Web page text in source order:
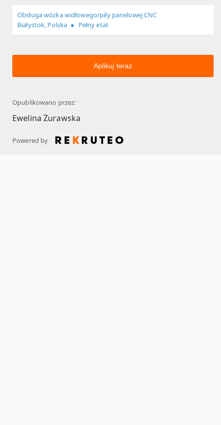
Obsługa wózka widłowego/piły panelowej CNC
Białystok, Polska
Pełny etat
Aplikuj teraz
Opublikowano przez:
Ewelina Żurawska
Powered by